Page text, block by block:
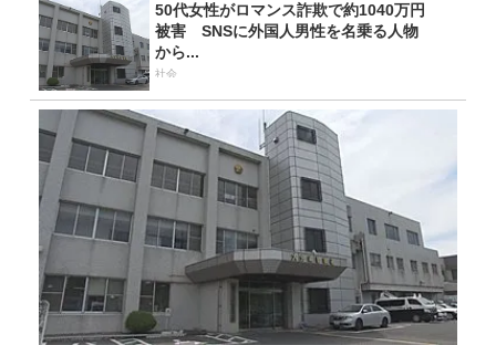
50代女性がロマンス詐欺で約1040万円
被害 SNSに外国人男性を名乗る人物
から...
社会